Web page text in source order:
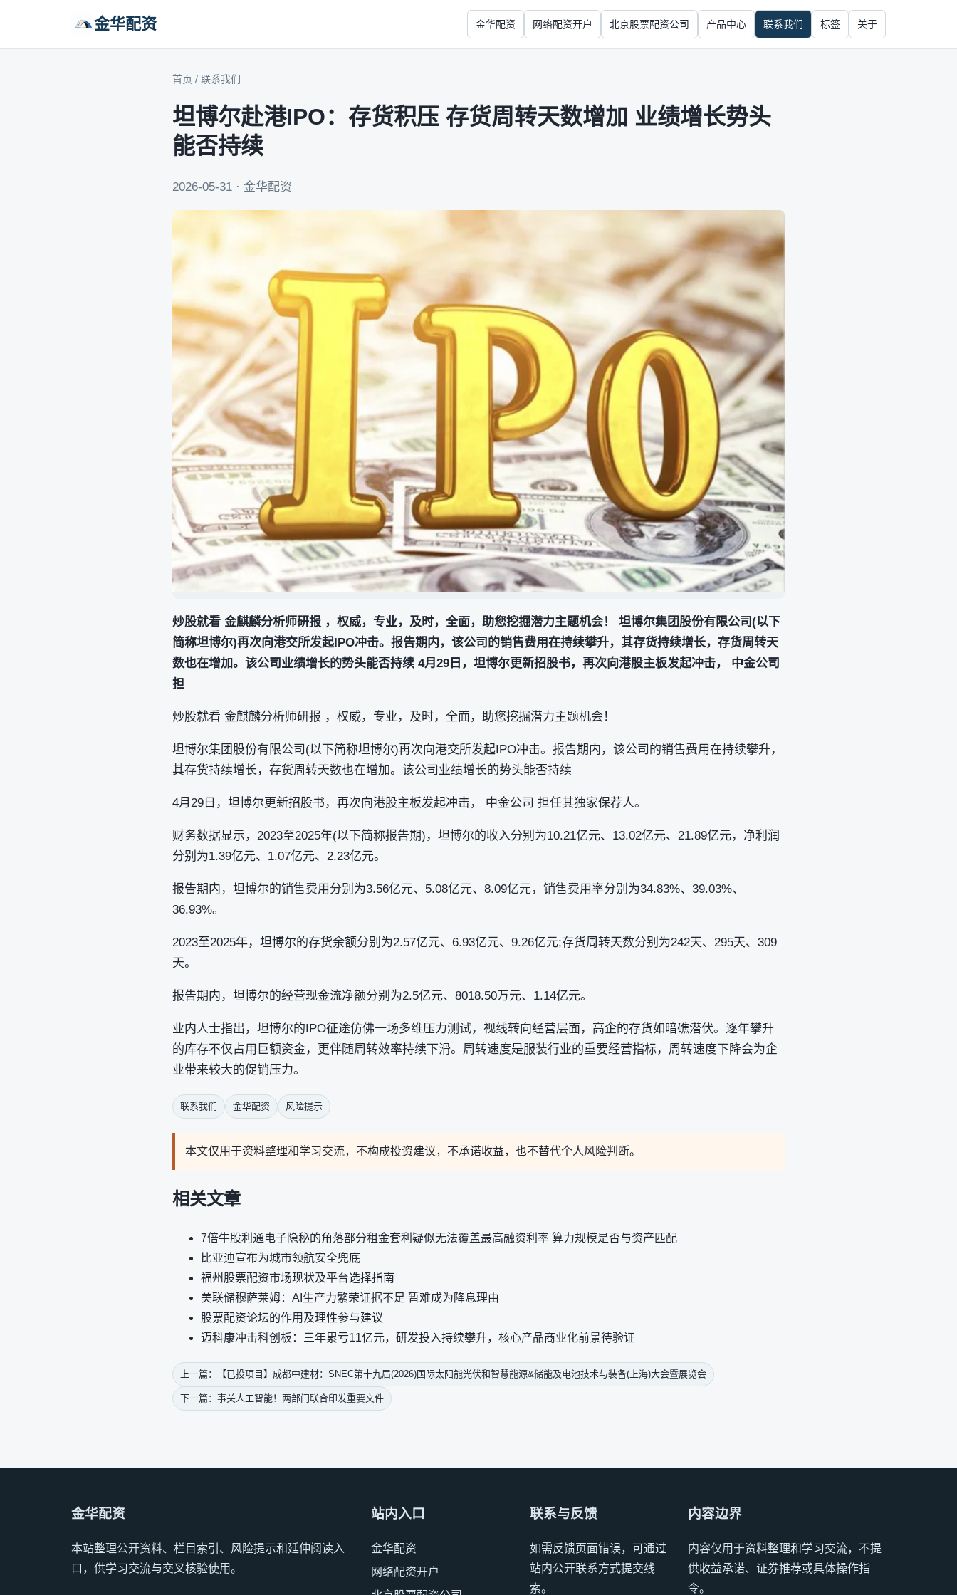
金华配资 金华配资 网络配资开户 北京股票配资公司 产品中心 联系我们 标签 关于
首页 / 联系我们
坦博尔赴港IPO：存货积压 存货周转天数增加 业绩增长势头
能否持续
2026-05-31 · 金华配资
炒股就看 金麒麟分析师研报 ，权威，专业，及时，全面，助您挖掘潜力主题机会！ 坦博尔集团股份有限公司(以下
简称坦博尔)再次向港交所发起IPO冲击。报告期内，该公司的销售费用在持续攀升，其存货持续增长，存货周转天
数也在增加。该公司业绩增长的势头能否持续 4月29日，坦博尔更新招股书，再次向港股主板发起冲击， 中金公司
担
炒股就看 金麒麟分析师研报 ，权威，专业，及时，全面，助您挖掘潜力主题机会！
坦博尔集团股份有限公司(以下简称坦博尔)再次向港交所发起IPO冲击。报告期内，该公司的销售费用在持续攀升，
其存货持续增长，存货周转天数也在增加。该公司业绩增长的势头能否持续
4月29日，坦博尔更新招股书，再次向港股主板发起冲击， 中金公司 担任其独家保荐人。
财务数据显示，2023至2025年(以下简称报告期)，坦博尔的收入分别为10.21亿元、13.02亿元、21.89亿元，净利润
分别为1.39亿元、1.07亿元、2.23亿元。
报告期内，坦博尔的销售费用分别为3.56亿元、5.08亿元、8.09亿元，销售费用率分别为34.83%、39.03%、
36.93%。
2023至2025年，坦博尔的存货余额分别为2.57亿元、6.93亿元、9.26亿元;存货周转天数分别为242天、295天、309
天。
报告期内，坦博尔的经营现金流净额分别为2.5亿元、8018.50万元、1.14亿元。
业内人士指出，坦博尔的IPO征途仿佛一场多维压力测试，视线转向经营层面，高企的存货如暗礁潜伏。逐年攀升
的库存不仅占用巨额资金，更伴随周转效率持续下滑。周转速度是服装行业的重要经营指标，周转速度下降会为企
业带来较大的促销压力。
联系我们 金华配资 风险提示
本文仅用于资料整理和学习交流，不构成投资建议，不承诺收益，也不替代个人风险判断。
相关文章
7倍牛股利通电子隐秘的角落部分租金套利疑似无法覆盖最高融资利率 算力规模是否与资产匹配
比亚迪宣布为城市领航安全兜底
福州股票配资市场现状及平台选择指南
美联储穆萨莱姆：AI生产力繁荣证据不足 暂难成为降息理由
股票配资论坛的作用及理性参与建议
迈科康冲击科创板：三年累亏11亿元，研发投入持续攀升，核心产品商业化前景待验证
上一篇：【已投项目】成都中建材：SNEC第十九届(2026)国际太阳能光伏和智慧能源&储能及电池技术与装备(上海)大会暨展览会
下一篇：事关人工智能！两部门联合印发重要文件
金华配资
本站整理公开资料、栏目索引、风险提示和延伸阅读入
口，供学习交流与交叉核验使用。
站内入口
金华配资
网络配资开户
联系与反馈
如需反馈页面错误，可通过
站内公开联系方式提交线
索。
内容边界
内容仅用于资料整理和学习交流，不提
供收益承诺、证券推荐或具体操作指
令。